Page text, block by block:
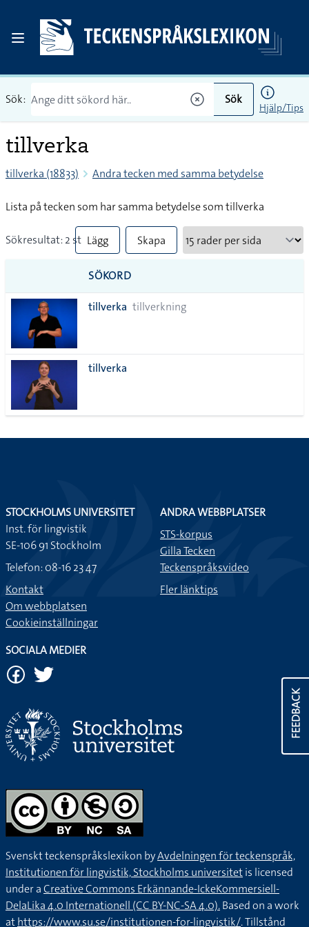
Sök: Sök
Hjälp/Tips
tillverka
tillverka (18833) Andra tecken med samma betydelse
Lista på tecken som har samma betydelse som tillverka
Sökresultat: 2 st Lägg
till
alla i
Skapa
SÖKORD
tillverka tillverkning
tillverka
FEEDBACK
STOCKHOLMS UNIVERSITET
Inst. för lingvistik
SE-106 91 Stockholm
Telefon: 08-16 23 47
Kontakt
Om webbplatsen
Cookieinställningar
ANDRA WEBBPLATSER
STS-korpus
Gilla Tecken
Teckenspråksvideo
Fler länktips
SOCIALA MEDIER
Svenskt teckenspråkslexikon byAvdelningen för teckenspråk,
Institutionen för lingvistik, Stockholms universitetis licensed
under aCreative Commons Erkännande-IckeKommersiell-
DelaLika 4.0 Internationell (CC BY-NC-SA 4.0).Based on a work
athttps://www.su.se/institutionen-for-lingvistik/. Tillstånd